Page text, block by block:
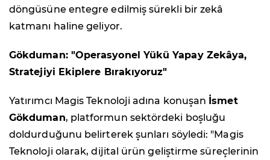
döngüsüne entegre edilmiş sürekli bir zekâ
katmanı haline geliyor.
Gökduman: "Operasyonel Yükü Yapay Zekâya,
Stratejiyi Ekiplere Bırakıyoruz"
Yatırımcı Magis Teknoloji adına konuşan İsmet
Gökduman, platformun sektördeki boşluğu
doldurduğunu belirterek şunları söyledi: "Magis
Teknoloji olarak, dijital ürün geliştirme süreçlerinin